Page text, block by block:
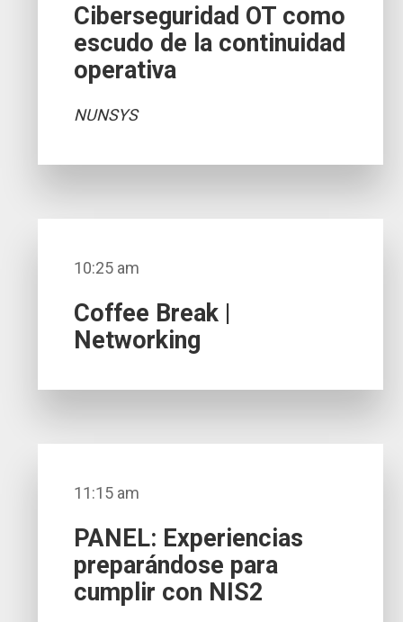
Ciberseguridad OT como
escudo de la continuidad
operativa
NUNSYS
10:25 am
Coffee Break |
Networking
11:15 am
PANEL: Experiencias
preparándose para
cumplir con NIS2